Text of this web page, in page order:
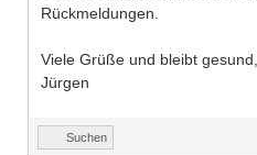
Rückmeldungen.
Viele Grüße und bleibt
Jürgen
Suchen